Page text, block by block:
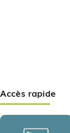
Accès rapide